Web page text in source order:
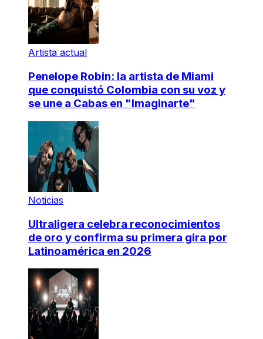
Artista actual
Penelope Robin: la artista de Miami
que conquistó Colombia con su voz y
se une a Cabas en "Imaginarte"
Noticias
Ultraligera celebra reconocimientos
de oro y confirma su primera gira por
Latinoamérica en 2026